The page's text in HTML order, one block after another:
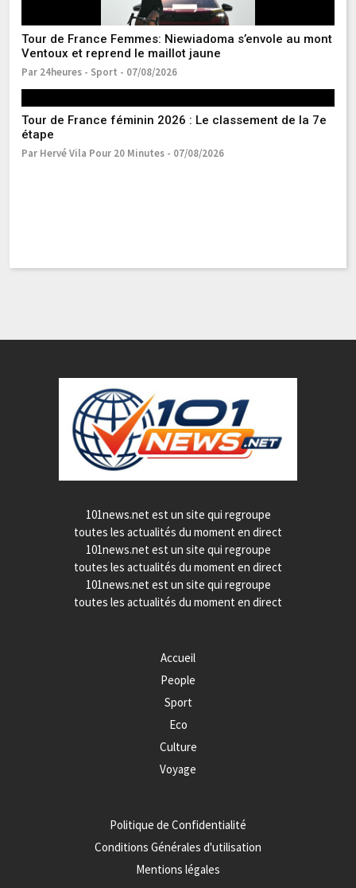
Tour de France Femmes: Niewiadoma s’envole au mont
Ventoux et reprend le maillot jaune
Par 24heures - Sport - 07/08/2026
Tour de France féminin 2026 : Le classement de la 7e
étape
Par Hervé Vila Pour 20 Minutes - 07/08/2026
101news.net est un site qui regroupe
toutes les actualités du moment en direct
101news.net est un site qui regroupe
toutes les actualités du moment en direct
101news.net est un site qui regroupe
toutes les actualités du moment en direct
Accueil
People
Sport
Eco
Culture
Voyage
Politique de Confidentialité
Conditions Générales d'utilisation
Mentions légales